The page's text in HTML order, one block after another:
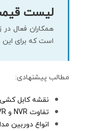
لیست
همکاران فعال
است که برای
مطالب پیشنهادی:
نقشه کابل
تفاوت NVR و DVR چیست
انواع دوربین